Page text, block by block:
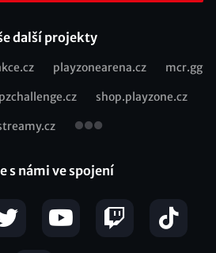
další projekty
playzonearena.cz mcr.gg
pzchallenge.cz shop.playzone.cz
s námi ve spojení